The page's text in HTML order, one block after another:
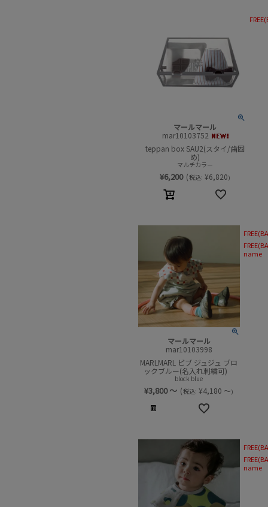
マールマール
mar10103752
teppan box SAU2(スタイ/歯固
め)
マルチカラー
¥6,200 (税込: ¥6,820)
マールマール
mar10103998
MARLMARL ビブ ジュジュ ブロ
ックブルー(名入れ刺繍可)
block blue
¥3,800～ (税込: ¥4,180 ～)
name
name